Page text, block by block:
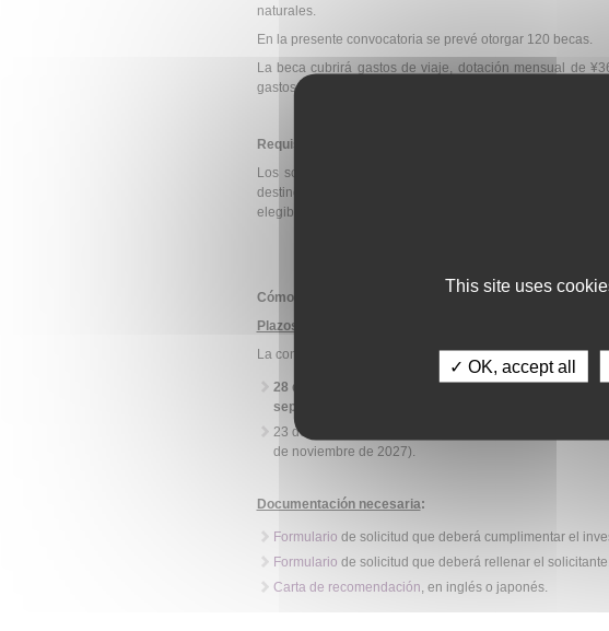
naturales.
En la presente convocatoria se prevé otorgar 120 becas.
La beca cubrirá gastos de viaje, dotación mensual de
gastos.
Requisitos de los solicitantes:
Los solicitantes de las becas deberán ser los
destino de los beneficiarios. Estos deberán contar con
elegible.
Cómo se solicita:
Plazos de la convocatoria
La convocatoria de becas para 2027 cuenta con dos
28 de agosto de 2026 (se espera que los
septiembre de 2027).
23 de abril de 2027 (se espera que los beneficiarios
de noviembre de 2027).
Documentación necesaria:
Formulario de solicitud que deberá cumplimentar el
Formulario de solicitud que deberá rellenar el solicitante.
Carta de recomendación, en inglés o japonés.
This site uses
✓ OK, accept all